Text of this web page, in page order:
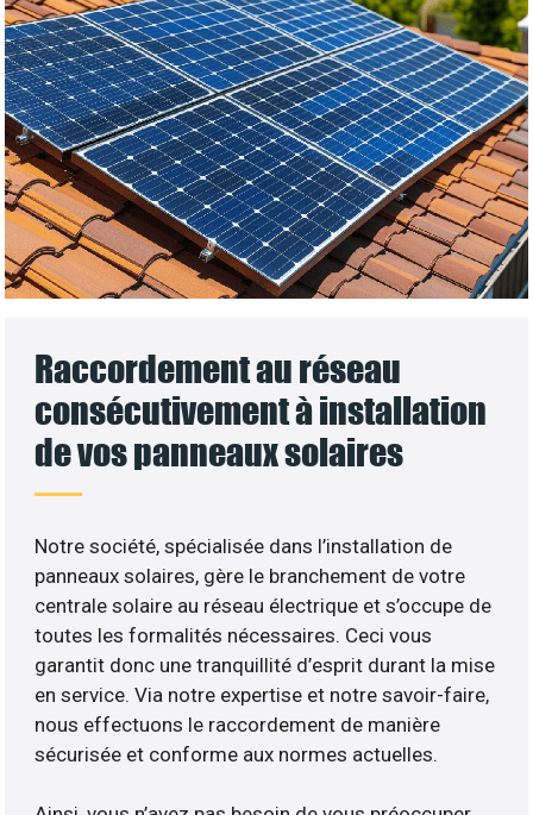
Raccordement au réseau
consécutivement à installation
de vos panneaux solaires
Notre société, spécialisée dans l’installation de
panneaux solaires, gère le branchement de votre
centrale solaire au réseau électrique et s’occupe de
toutes les formalités nécessaires. Ceci vous
garantit donc une tranquillité d’esprit durant la mise
en service. Via notre expertise et notre savoir-faire,
nous effectuons le raccordement de manière
sécurisée et conforme aux normes actuelles.